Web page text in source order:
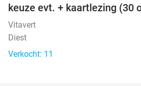
keuze evt. + kaartlezing (30
Vitavert
Diest
Verkocht: 11